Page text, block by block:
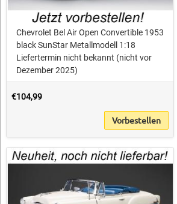
Chevrolet Bel Air Open Convertible 1953
black SunStar Metallmodell 1:18
Liefertermin nicht bekannt (nicht vor
Dezember 2025)
€104,99
Vorbestellen